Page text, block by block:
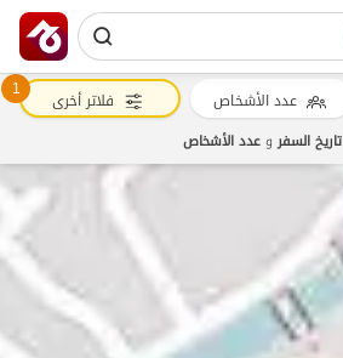
عدد الأشخاص 1 فلاتر أخرى
تاريخ السفروعدد الأشخاص